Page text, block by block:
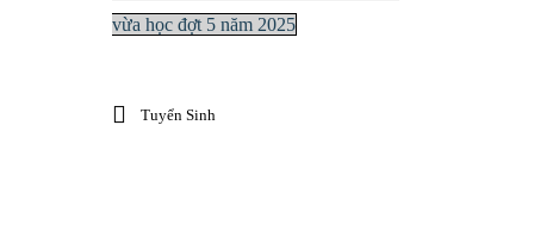
vừa học đợt 5 năm 2025
Tuyển Sinh